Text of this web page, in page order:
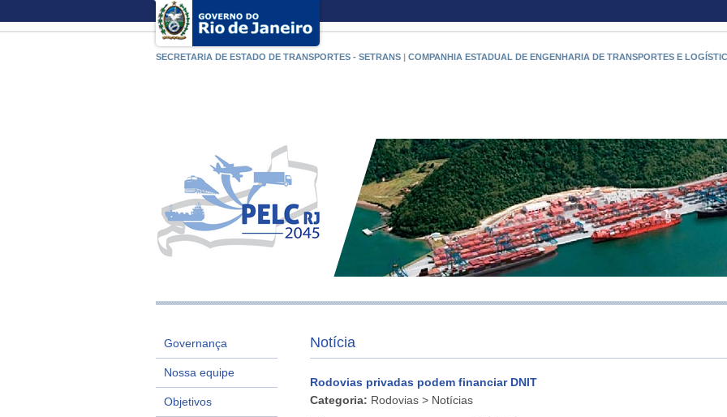
SECRETARIA DE ESTADO DE TRANSPORTES - SETRANS | COMPANHIA ESTADUAL DE ENGENHARIA DE TRANSPORTES E
Governança
Nossa equipe
Objetivos
Notícia
Rodovias privadas podem financiar DNIT
Categoria: Rodovias > Notícias